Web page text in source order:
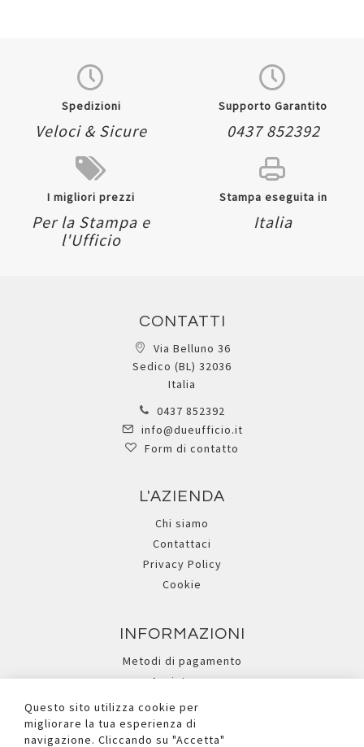
Spedizioni
Veloci & Sicure
Supporto Garantito
0437 852392
I migliori prezzi
Per la Stampa e
l'Ufficio
Stampa eseguita in
Italia
CONTATTI
Via Belluno 36
Sedico (BL) 32036
Italia
0437 852392
info@dueufficio.it
Form di contatto
L'AZIENDA
Chi siamo
Contattaci
Privacy Policy
Cookie
INFORMAZIONI
Metodi di pagamento
Assistenza
Ricerca avanzata
Questo sito utilizza cookie per
migliorare la tua esperienza di
navigazione. Cliccando su "Accetta"